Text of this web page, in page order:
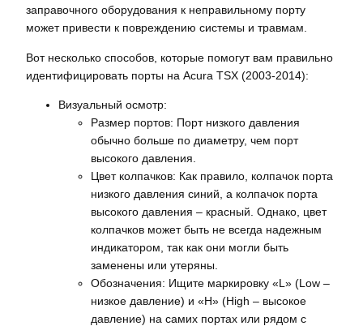
заправочного оборудования к неправильному порту
может привести к повреждению системы и травмам.
Вот несколько способов, которые помогут вам правильно
идентифицировать порты на Acura TSX (2003-2014):
Визуальный осмотр:
Размер портов: Порт низкого давления
обычно больше по диаметру, чем порт
высокого давления.
Цвет колпачков: Как правило, колпачок порта
низкого давления синий, а колпачок порта
высокого давления – красный. Однако, цвет
колпачков может быть не всегда надежным
индикатором, так как они могли быть
заменены или утеряны.
Обозначения: Ищите маркировку «L» (Low –
низкое давление) и «H» (High – высокое
давление) на самих портах или рядом с